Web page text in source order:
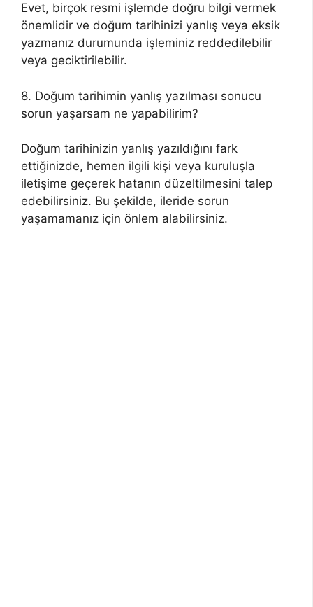
Evet, birçok resmi işlemde doğru bilgi vermek
önemlidir ve doğum tarihinizi yanlış veya eksik
yazmanız durumunda işleminiz reddedilebilir
veya geciktirilebilir.
8. Doğum tarihimin yanlış yazılması sonucu
sorun yaşarsam ne yapabilirim?
Doğum tarihinizin yanlış yazıldığını fark
ettiğinizde, hemen ilgili kişi veya kuruluşla
iletişime geçerek hatanın düzeltilmesini talep
edebilirsiniz. Bu şekilde, ileride sorun
yaşamamanız için önlem alabilirsiniz.